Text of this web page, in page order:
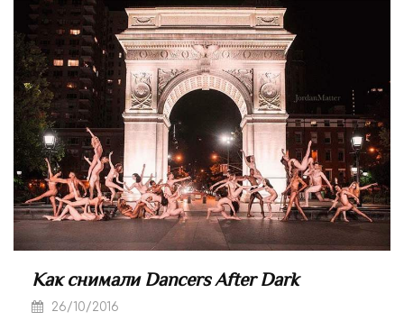
Как снимали Dancers After Dark
26/10/2016